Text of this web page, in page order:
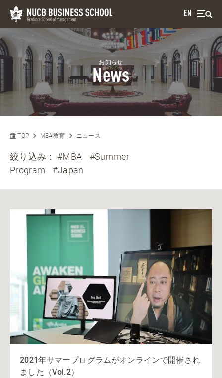
EN
お知らせ
News
TOP MBA教育 ニュース
絞り込み：#MBA
#Summer
Program
#Japan
2021年サマープログラムがオンラインで開催され
ました（Vol.2）